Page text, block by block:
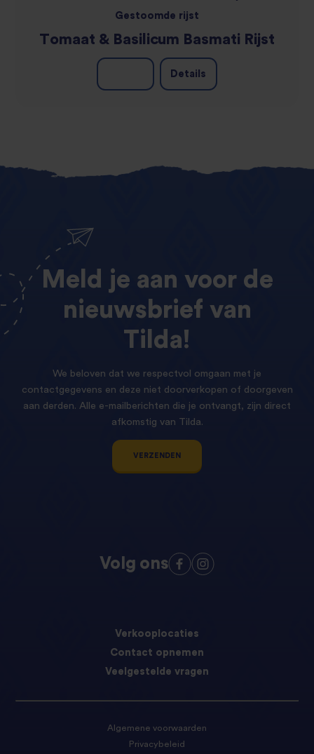
Gestoomde rijst
Tomaat & Basilicum Basmati Rijst
Details
Meld je aan voor de
nieuwsbrief van
Tilda!
We beloven dat we respectvol omgaan met je
contactgegevens en deze niet doorverkopen of doorgeven
aan derden. Alle e-mailberichten die je ontvangt, zijn direct
afkomstig van Tilda.
VERZENDEN
Volg ons
Verkooplocaties
Contact opnemen
Veelgestelde vragen
Algemene voorwaarden
Privacybeleid